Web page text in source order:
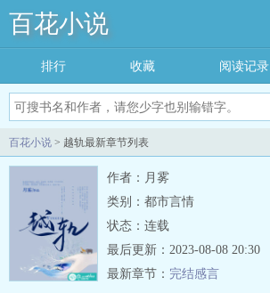
百花小说
排行 收藏 阅读记录
百花小说 > 越轨最新章节列表
作者：月雾
类别：都市言情
状态：连载
最后更新：2023-08-08 20:30
最新章节： 完结感言